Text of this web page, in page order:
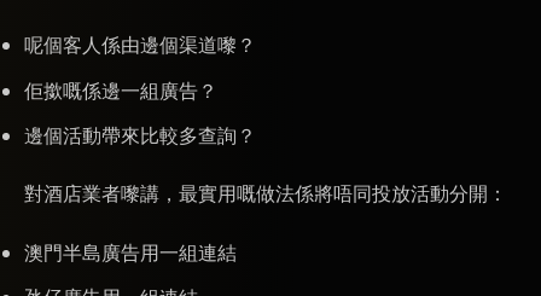
呢個客人係由邊個渠道嚟？
佢撳嘅係邊一組廣告？
邊個活動帶來比較多查詢？
對酒店業者嚟講，最實用嘅做法係將唔同投放活動分開：
澳門半島廣告用一組連結